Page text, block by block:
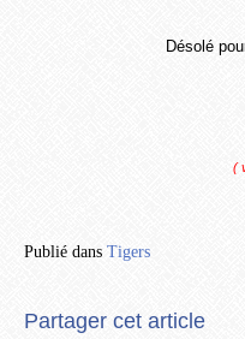
Désolé
(
Publié dans Tigers
Partager cet article